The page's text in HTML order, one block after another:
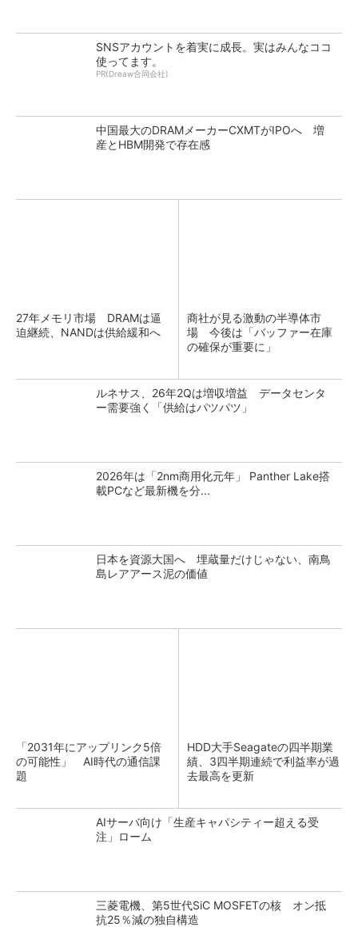
SNSアカウントを着実に成長。実はみんなココ
使ってます。
PR(Dreaw合同会社)
中国最大のDRAMメーカーCXMTがIPOへ 増
産とHBM開発で存在感
27年メモリ市場 DRAMは逼
迫継続、NANDは供給緩和へ
商社が見る激動の半導体市
場 今後は「バッファー在庫
の確保が重要に」
ルネサス、26年2Qは増収増益 データセンタ
ー需要強く「供給はパツパツ」
2026年は「2nm商用化元年」 Panther Lake搭
載PCなど最新機を分...
日本を資源大国へ 埋蔵量だけじゃない、南鳥
島レアアース泥の価値
「2031年にアップリンク5倍
の可能性」 AI時代の通信課
題
HDD大手Seagateの四半期業
績、3四半期連続で利益率が過
去最高を更新
AIサーバ向け「生産キャパシティー超える受
注」ローム
三菱電機、第5世代SiC MOSFETの核 オン抵
抗25％減の独自構造